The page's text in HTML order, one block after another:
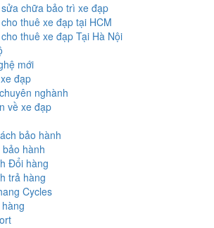
chữa bảo trì xe đạp
thuê xe đạp tại HCM
thuê xe đạp Tại Hà Nội
mới
đạp
nghành
về xe đạp
bảo hành
hành
Đổi hàng
trả hàng
Cycles